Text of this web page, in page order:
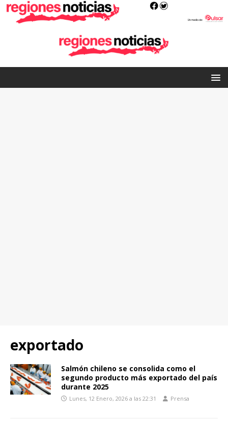
exportado
Salmón chileno se consolida como el
segundo producto más exportado del país
durante 2025
Lunes, 12 Enero, 2026 a las 22:31 Prensa